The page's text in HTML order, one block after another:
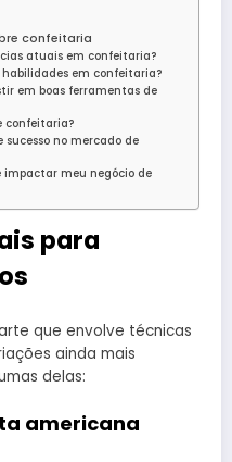
confeitaria
atuais em confeitaria?
em confeitaria?
em boas ferramentas de
confeitaria?
no mercado de
impactar meu negócio de
para
que envolve técnicas
ainda mais
delas:
americana